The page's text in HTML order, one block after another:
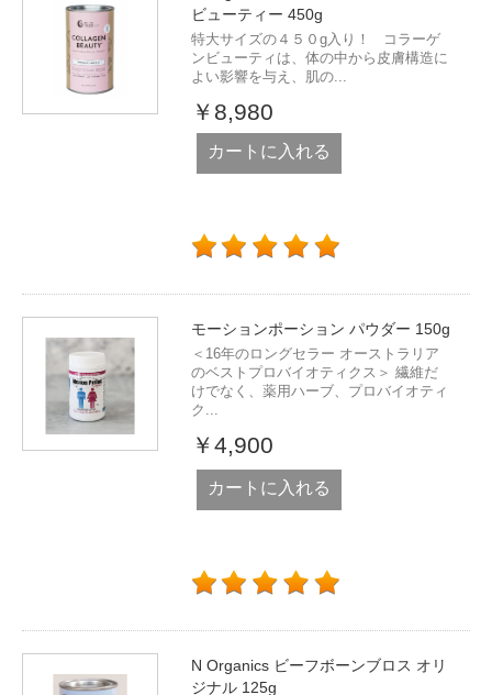
ビューティー 450g
特大サイズの４５０g入り！ コラーゲ
ンビューティは、体の中から皮膚構造に
よい影響を与え、肌の...
￥8,980
カートに入れる
モーションポーション パウダー 150g
＜16年のロングセラー オーストラリア
のベストプロバイオティクス＞ 繊維だ
けでなく、薬用ハーブ、プロバイオティ
ク...
￥4,900
カートに入れる
N Organics ビーフボーンブロス オリ
ジナル 125g